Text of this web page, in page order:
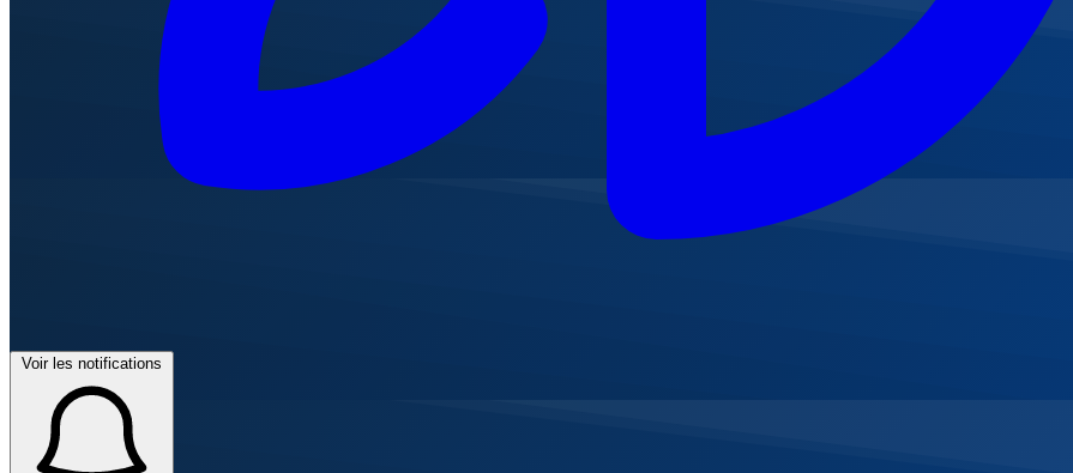
Voir les notifications